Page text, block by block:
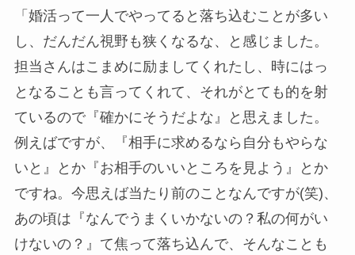
「婚活って一人でやってると落ち込むことが多い
し、だんだん視野も狭くなるな、と感じました。
担当さんはこまめに励ましてくれたし、時にはっ
となることも言ってくれて、それがとても的を射
ているので『確かにそうだよな』と思えました。
例えばですが、『相手に求めるなら自分もやらな
いと』とか『お相手のいいところを見よう』とか
ですね。今思えば当たり前のことなんですが(笑)、
あの頃は『なんでうまくいかないの？私の何がい
けないの？』て焦って落ち込んで、そんなことも